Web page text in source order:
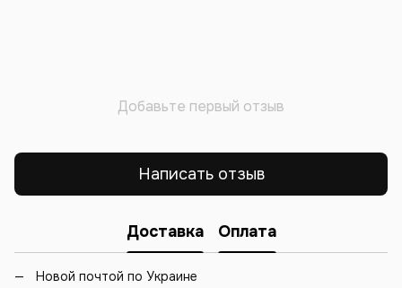
Добавьте первый отзыв
Написать отзыв
Доставка Оплата
Новой почтой по Украине